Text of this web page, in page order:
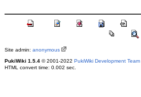
Site admin: anonymous
PukiWiki 1.5.4© 2001-2022 PukiWiki Development Team
HTML convert time: 0.002 sec.